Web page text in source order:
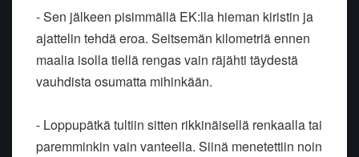
- Sen jälkeen pisimmällä EK:lla hieman kiristin ja
ajattelin tehdä eroa. Seitsemän kilometriä ennen
maalia isolla tiellä rengas vain räjähti täydestä
vauhdista osumatta mihinkään.
- Loppupätkä tultiin sitten rikkinäisellä renkaalla tai
paremminkin vain vanteella. Siinä menetettiin noin